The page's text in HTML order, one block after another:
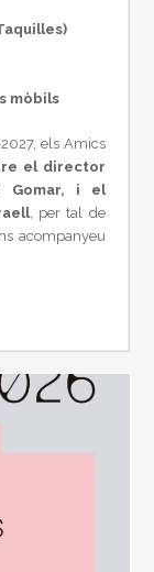
mòbils
els Amics
el director
Gomar, i el
, per tal de
acompanyeu